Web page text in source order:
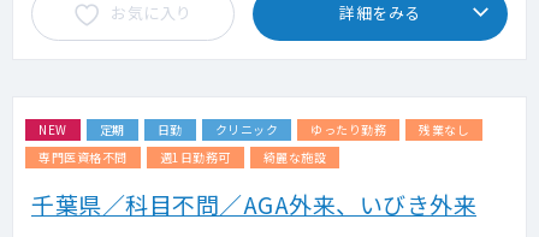
お気に入り 詳細をみる
NEW 定期 日勤 クリニック ゆったり勤務
残業なし
専門医資格不問
週1日勤務可 綺麗な施設
千葉県／科目不問／AGA外来、いびき外来